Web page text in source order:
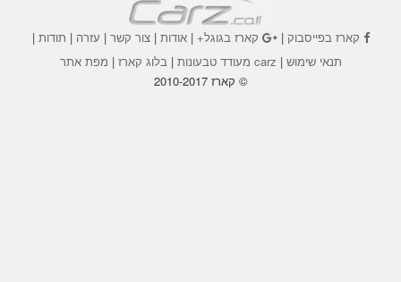
קארז בפייסבוק| קארז בגוגל+|אודות |צור קשר | עזרה | תודות |
תנאי שימוש | carz מעודד טבעונות | בלוג קארז | מפת אתר
© קארז 2010-2017